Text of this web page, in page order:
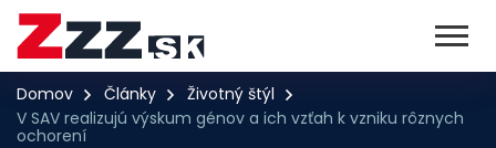
Domov Články
Životný štýl
V SAV realizujú výskum génov a ich vzťah k vzniku rôznych
ochorení